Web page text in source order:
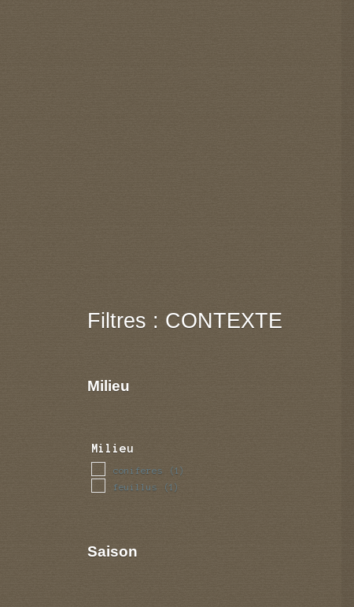
Filtres : CONTEXTE
Milieu
Milieu
coniferes (1)
feuillus (1)
Saison